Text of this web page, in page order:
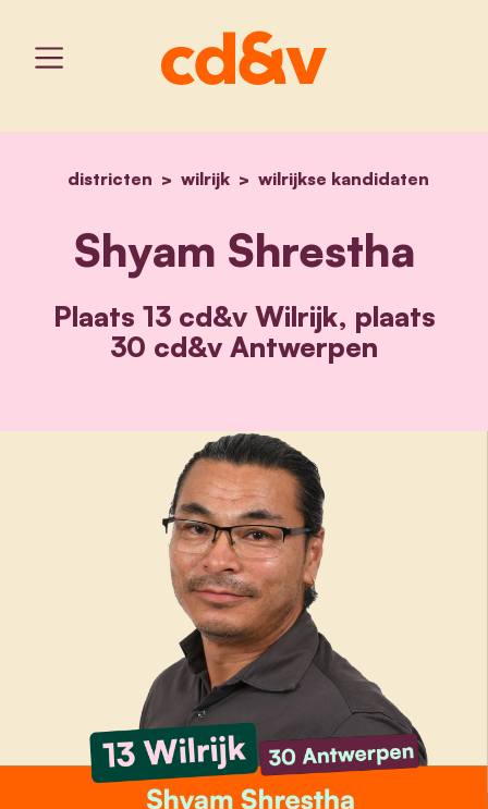
home
districten wilrijk wilrijkse kandidaten
shyam shrestha
Shyam Shrestha
Plaats 13 cd&v Wilrijk, plaats
30 cd&v Antwerpen